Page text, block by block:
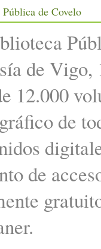
de Covelo
de Vigo,
12.000
de
de